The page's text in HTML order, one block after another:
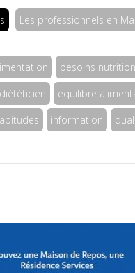
Les professionnels en
besoins
diététicien équilibre
information